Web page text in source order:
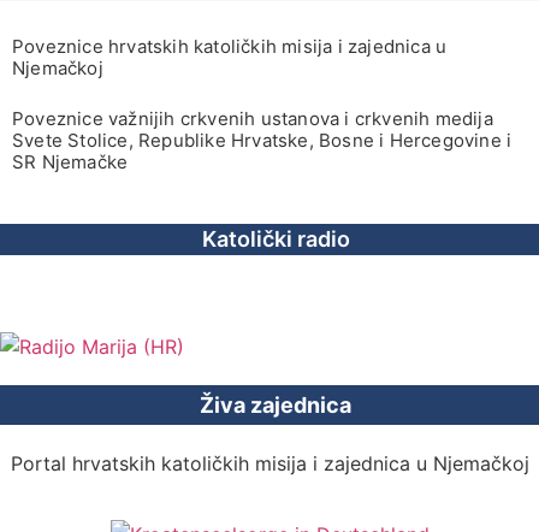
Poveznice hrvatskih katoličkih misija i zajednica u
Njemačkoj
Poveznice važnijih crkvenih ustanova i crkvenih medija
Svete Stolice, Republike Hrvatske, Bosne i Hercegovine i
SR Njemačke
Katolički radio
Živa zajednica
Portal hrvatskih katoličkih misija i zajednica u Njemačkoj